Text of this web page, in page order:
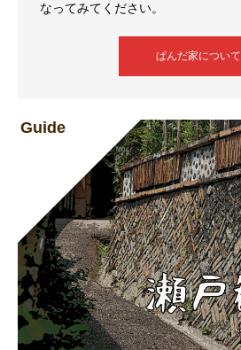
なってみてください。
ぱんだ家について
Guide